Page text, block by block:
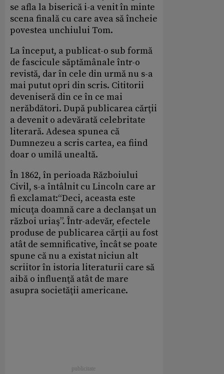
se afla la biserică i-a venit în minte
scena finală cu care avea să încheie
povestea unchiului Tom.
La început, a publicat-o sub formă
de fascicule săptămânale într-o
revistă, dar în cele din urmă nu s-a
mai putut opri din scris. Cititorii
deveniseră din ce în ce mai
nerăbdători. După publicarea cărţii
a devenit o adevărată celebritate
literară. Adesea spunea că
Dumnezeu a scris cartea, ea fiind
doar o umilă unealtă.
În 1862, în perioada Războiului
Civil, s-a întâlnit cu Lincoln care ar
fi exclamat:“Deci, aceasta este
micuţa doamnă care a declanşat un
război uriaş”. Într-adevăr, efectele
produse de publicarea cărţii au fost
atât de semnificative, încât se poate
spune că nu a existat niciun alt
scriitor în istoria literaturii care să
aibă o influenţă atât de mare
asupra societăţii americane.